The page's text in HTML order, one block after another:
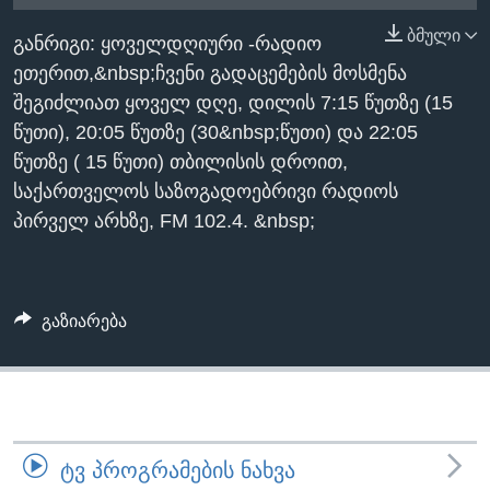
ᲯᲐᲜᲛᲠᲗᲔᲚᲝᲑᲐ
ᲛᲔᲪᲜᲘᲔᲠᲔᲑᲐ
ᲘᲜᲢᲔᲠᲕᲘᲣ
ᲙᲣᲚᲢᲣᲠᲐ
ᲒᲐᲚᲘᲚᲔᲝ
Learning English
ᲗᲕᲐᲚᲘ ᲒᲕᲐᲓᲔᲕᲜᲔᲗ
ენები
ბმული
განრიგი: ყოველდღიური -რადიო
ეთერით,&nbsp;ჩვენი გადაცემების მოსმენა
შეგიძლიათ ყოველ დღე, დილის 7:15 წუთზე (15
წუთი), 20:05 წუთზე (30&nbsp;წუთი) და 22:05
წუთზე ( 15 წუთი) თბილისის დროით,
საქართველოს საზოგადოებრივი რადიოს
პირველ არხზე, FM 102.4. &nbsp;
გაზიარება
ᲢᲕ ᲞᲠᲝᲒᲠᲐᲛᲔᲑᲘᲡ ᲜᲐᲮᲕᲐ